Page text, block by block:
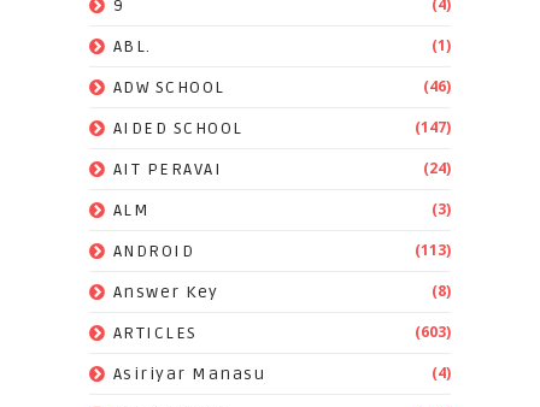
9 (4)
ABL. (1)
ADW SCHOOL (46)
AIDED SCHOOL (147)
AIT PERAVAI (24)
ALM (3)
ANDROID (113)
Answer Key (8)
ARTICLES (603)
Asiriyar Manasu (4)